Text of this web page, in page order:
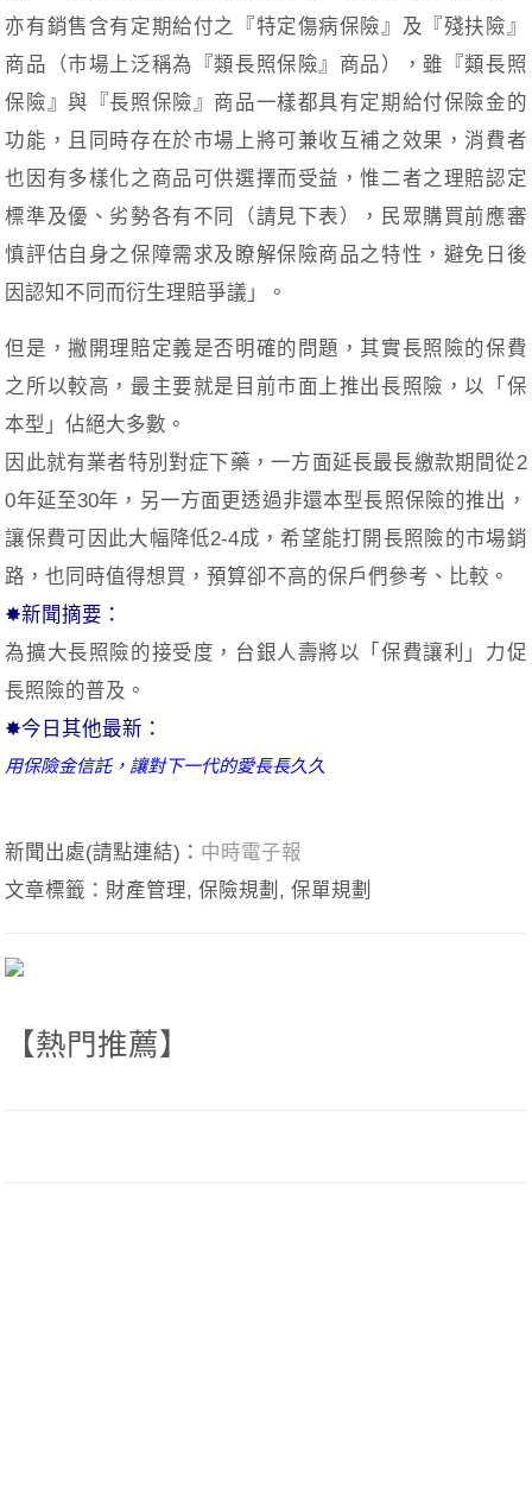
亦有銷售含有定期給付之『特定傷病保險』及『殘扶險』
商品（市場上泛稱為『類長照保險』商品），雖『類長照
保險』與『長照保險』商品一樣都具有定期給付保險金的
功能，且同時存在於市場上將可兼收互補之效果，消費者
也因有多樣化之商品可供選擇而受益，惟二者之理賠認定
標準及優、劣勢各有不同（請見下表），民眾購買前應審
慎評估自身之保障需求及瞭解保險商品之特性，避免日後
因認知不同而衍生理賠爭議」。
但是，撇開理賠定義是否明確的問題，其實長照險的保費
之所以較高，最主要就是目前市面上推出長照險，以「保
本型」佔絕大多數。
因此就有業者特別對症下藥，一方面延長最長繳款期間從2
0年延至30年，另一方面更透過非還本型長照保險的推出，
讓保費可因此大幅降低2-4成，希望能打開長照險的市場銷
路，也同時值得想買，預算卻不高的保戶們參考、比較。
✸新聞摘要：
為擴大長照險的接受度，台銀人壽將以「保費讓利」力促
長照險的普及。
✸今日其他最新：
用保險金信託，讓對下一代的愛長長久久
新聞出處(請點連結)： 中時電子報
文章標籤：財產管理, 保險規劃, 保單規劃
【熱門推薦】